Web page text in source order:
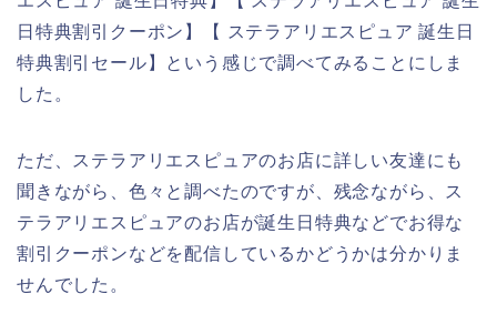
日特典割引クーポン】【 ステラアリエスピュア 誕生日
特典割引セール】という感じで調べてみることにしま
した。
ただ、ステラアリエスピュアのお店に詳しい友達にも
聞きながら、色々と調べたのですが、残念ながら、ス
テラアリエスピュアのお店が誕生日特典などでお得な
割引クーポンなどを配信しているかどうかは分かりま
せんでした。